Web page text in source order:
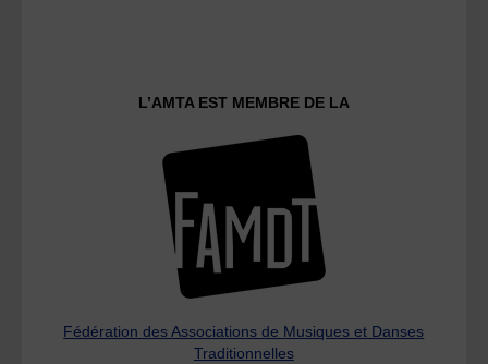
L’AMTA EST MEMBRE DE LA
Fédération des Associations de Musiques et Danses
Traditionnelles